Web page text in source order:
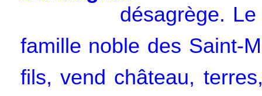
désagrège.
famille noble des Saint-
fils, vend château,